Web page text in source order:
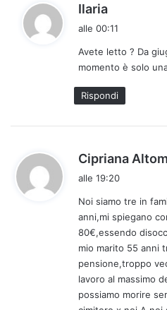
Ilaria
e
t
t
o
alle 00:11
Avete letto ? Da
momento è solo
Rispondi
Cipriana
alle 19:20
Noi siamo tre in
anni,mi spiegano
80€,essendo
mio marito 55 anni
pensione,troppo
lavoro al massimo
possiamo morire